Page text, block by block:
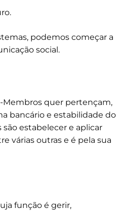
podemos começar a
social.
Membros quer pertençam,
bancário e estabilidade do
estabelecer e aplicar
várias outras e é pela sua
função é gerir,